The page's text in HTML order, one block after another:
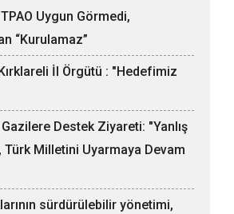
Uygun Görmedi,
“Kurulamaz”
İl Örgütü : "Hedefimiz
Destek Ziyareti: "Yanlış
Türk Milletini Uyarmaya Devam
sürdürülebilir yönetimi,